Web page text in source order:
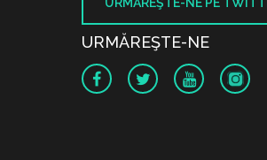
URMĂREŞTE-NE